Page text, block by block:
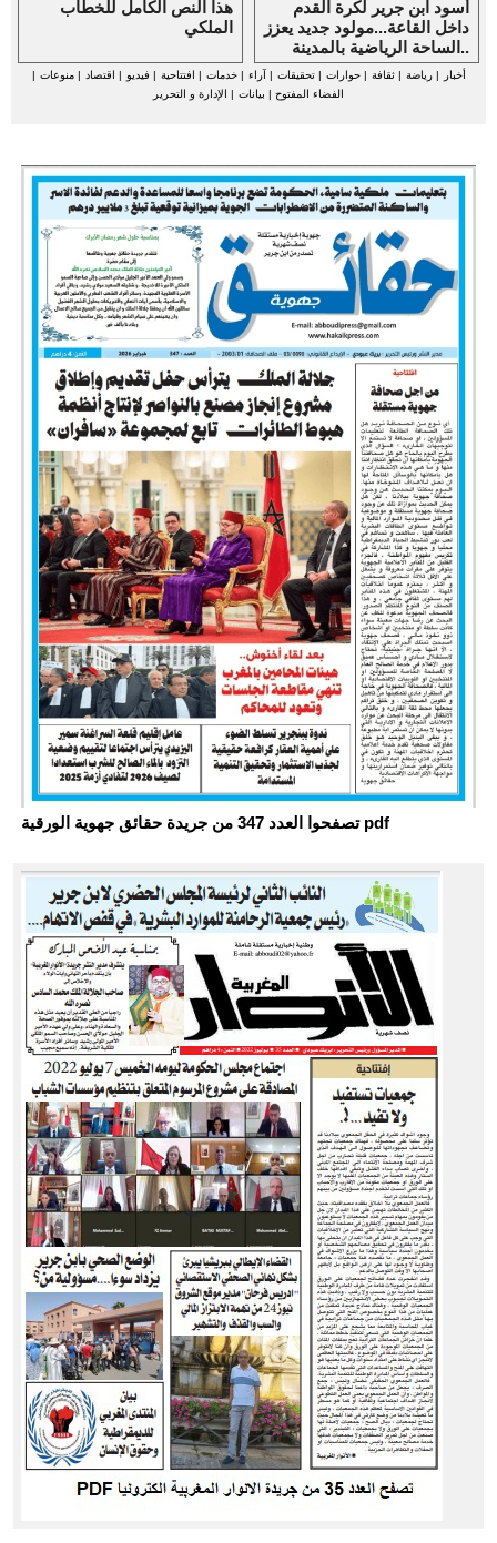
تصفحوا العدد 347 من جريدة حقائق جهوية الورقية pdf
هذا النص الكامل للخطاب
الملكي
أسود ابن جرير لكرة القدم
داخل القاعة...مولود جديد يعزز
الساحة الرياضية بالمدينة..
أخبار |رياضة |ثقافة |حوارات |تحقيقات | آراء |خدمات | افتتاحية | فيديو | اقتصاد |منوعات |
الفضاء المفتوح | بيانات | الإدارة و التحرير